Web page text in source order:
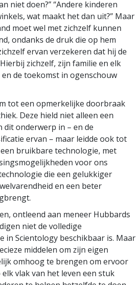
niet doen?” “Andere kinderen
wat maakt het dan uit?” Maar
moet wel met zichzelf kunnen
ondanks de druk die op hem
ervan verzekeren dat hij de
zichzelf, zijn familie en elk
de toekomst in ogenschouw
tot een opmerkelijke doorbraak
Deze hield niet alleen een
dit onderwerp in – en de
ervan – maar leidde ook tot
bruikbare technologie, met
voor ons
die een gelukkiger
en een beter
ontleend aan meneer Hubbards
niet de volledige
in Scientology beschikbaar is. Maar
middelen om zijn eigen
omhoog te brengen om ervoor
vlak van het leven een stuk